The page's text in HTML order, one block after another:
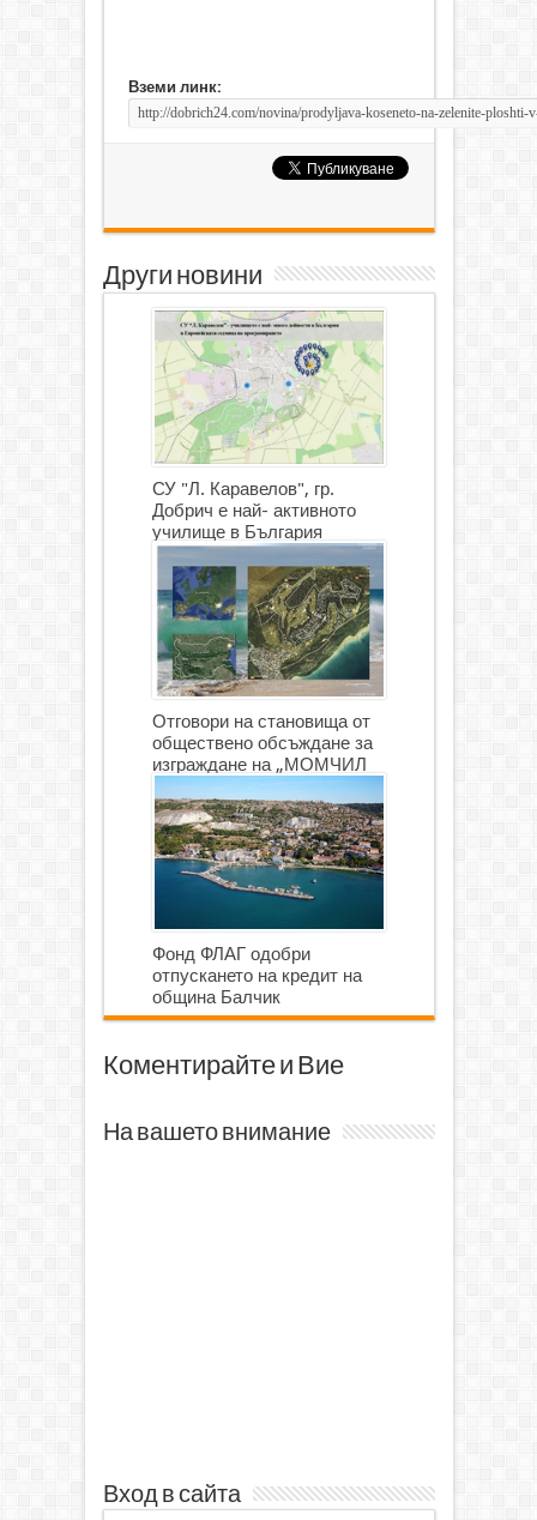
Вземи линк:
Други новини
СУ "Л. Каравелов", гр.
Добрич е най- активното
училище в България
Отговори на становища от
обществено обсъждане за
изграждане на „МОМЧИЛ
ГОЛФ И ГОЛФ ИГРИЩЕ”
Фонд ФЛАГ одобри
отпускането на кредит на
община Балчик
Коментирайте и Вие
На вашето внимание
Вход в сайта